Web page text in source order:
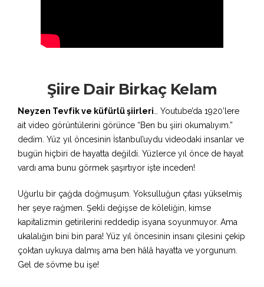
Şiire Dair Birkaç Kelam
Neyzen Tevfik ve küfürlü şiirleri… Youtube’da 1920’lere
ait video görüntülerini görünce “Ben bu şiiri okumalıyım.”
dedim. Yüz yıl öncesinin İstanbul’uydu videodaki insanlar ve
bugün hiçbiri de hayatta değildi. Yüzlerce yıl önce de hayat
vardı ama bunu görmek şaşırtıyor işte inceden!
Uğurlu bir çağda doğmuşum. Yoksulluğun çıtası yükselmiş
her şeye rağmen. Şekli değişse de köleliğin, kimse
kapitalizmin getirilerini reddedip isyana soyunmuyor. Ama
ukalalığın bini bin para! Yüz yıl öncesinin insanı çilesini çekip
çoktan uykuya dalmış ama ben hâlâ hayatta ve yorgunum.
Gel de sövme bu işe!